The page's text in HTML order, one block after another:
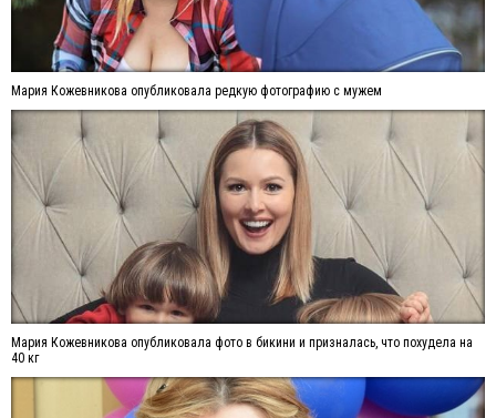
Мария Кожевникова опубликовала редкую фотографию с мужем
Мария Кожевникова опубликовала фото в бикини и призналась, что похудела на
40 кг